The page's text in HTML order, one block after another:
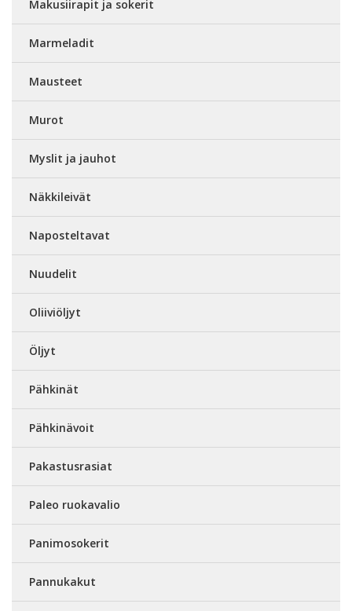
Makusiirapit ja sokerit
Marmeladit
Mausteet
Murot
Myslit ja jauhot
Näkkileivät
Naposteltavat
Nuudelit
Oliiviöljyt
Öljyt
Pähkinät
Pähkinävoit
Pakastusrasiat
Paleo ruokavalio
Panimosokerit
Pannukakut